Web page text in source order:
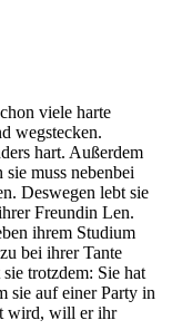
viele harte
wegstecken.
hart. Außerdem
muss nebenbei
Deswegen lebt sie
Freundin Len.
ihrem Studium
bei ihrer Tante
trotzdem: Sie hat
sie auf einer Party in
wird, will er ihr